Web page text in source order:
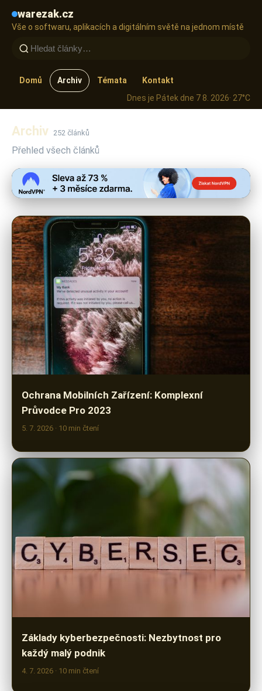
warezak.cz
Vše o softwaru, aplikacích a digitálním světě na jednom místě
Domů Archiv Témata
Kontakt
Dnes je Pátek dne 7 8. 2026· 27°C
Archiv 252 článků
Přehled všech článků
Ochrana Mobilních Zařízení: Komplexní
5. 7. 2026· 10 min čtení
4. 7. 2026· 10 min čtení